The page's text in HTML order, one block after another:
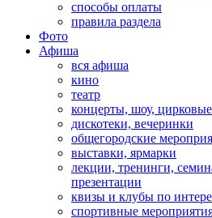
способы оплаты
правила раздела
Фото
Афиша
вся афиша
кино
театр
концерты, шоу,
дискотеки, вечеринки
общегородские
выставки, ярмарки
лекции, тренинги,
презентации
квизы и клубы по
спортивные